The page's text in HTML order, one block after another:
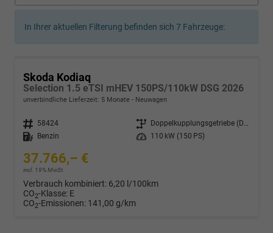
In Ihrer aktuellen Filterung befinden sich 7 Fahrzeuge:
Skoda Kodiaq
Selection 1.5 eTSI mHEV 150PS/110kW DSG 2026
unverbindliche Lieferzeit: 5 Monate Neuwagen
Fahrzeugnr. 58424 Getriebe
Doppelkupplungsgetriebe (DSG)
Kraftstoff
Benzin Leistung 110 kW (150 PS)
37.766,– €
incl. 19% MwSt.
Verbrauch kombiniert: 6,20 l/100km
CO2-Klasse: E
CO2-Emissionen: 141,00 g/km